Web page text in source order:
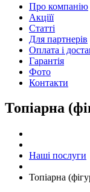
Про компанію
Акціїї
Статті
Для партнерів
Оплата і
Гарантія
Фото
Контакти
Топіарна
Наші послуги
Топіарна